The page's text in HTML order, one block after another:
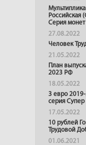
Российская
Серия монет
27.08.2022
Человек
21.05.2022
План
2023 РФ
18.05.2022
3 евро
серия
17.05.2022
10 рублей
Трудовой
01.06.2021